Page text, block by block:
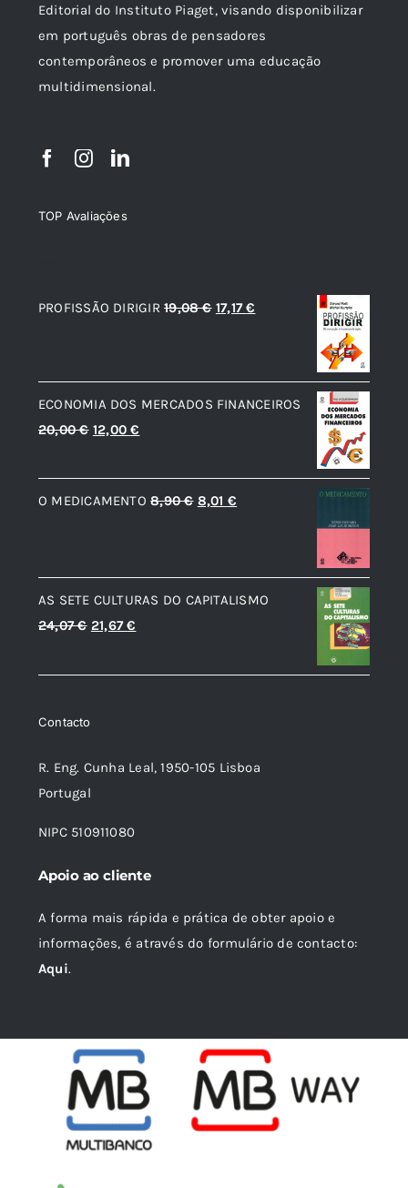
Editorial do Instituto Piaget, visando disponibilizar
em português obras de pensadores
contemporâneos e promover uma educação
multidimensional.
TOP Avaliações
PROFISSÃO DIRIGIR 19,08€ O
era:
19,08 €.
17,17€
é:
17,17 €.
ECONOMIA DOS MERCADOS FINANCEIROS
20,00€ O
original
era:
12,00€
atual
é:
O MEDICAMENTO 8,90€ O
era:
8,90 €.
8,01 €
é:
8,01 €.
AS SETE CULTURAS DO CAPITALISMO
24,07€ O
original
24,07 €.
21,67€
atual
Contacto
R. Eng. Cunha Leal, 1950-105 Lisboa
Portugal
NIPC 510911080
Apoio ao cliente
A forma mais rápida e prática de obter apoio e
informações, é através do formulário de contacto:
Aqui.